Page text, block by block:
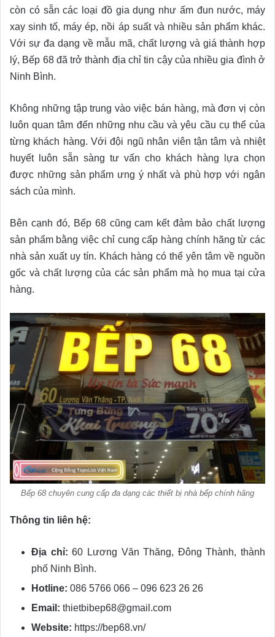
còn có sẵn các loại đồ gia dụng như ấm đun nước, máy
xay sinh tố, máy ép, nồi áp suất và nhiều sản phẩm khác.
Với sự đa dạng về mẫu mã, chất lượng và giá thành hợp
lý, Bếp 68 đã trở thành địa chỉ tin cậy của nhiều gia đình ở
Ninh Bình.
Không những tập trung vào việc bán hàng, mà đơn vị còn
luôn quan tâm đến những nhu cầu và yêu cầu cụ thể của
từng khách hàng. Với đội ngũ nhân viên tận tâm và nhiệt
huyết luôn sẵn sàng tư vấn cho khách hàng lựa chọn
được những sản phẩm ưng ý nhất và phù hợp với ngân
sách của mình.
Bên cạnh đó, Bếp 68 cũng cam kết đảm bảo chất lượng
sản phẩm bằng việc chỉ cung cấp hàng chính hãng từ các
nhà sản xuất uy tín. Khách hàng có thể yên tâm về nguồn
gốc và chất lượng của các sản phẩm mà họ mua tại cửa
hàng.
Bếp 68 chuyên cung cấp đa dạng các thiết bị nhà bếp chính hãng
Thông tin liên hệ:
Địa chỉ: 60 Lương Văn Thăng, Đông Thành, thành
phố Ninh Bình.
Hotline: 086 5766 066 – 096 623 26 26
Email: thietbibep68@gmail.com
Website: https://bep68.vn/